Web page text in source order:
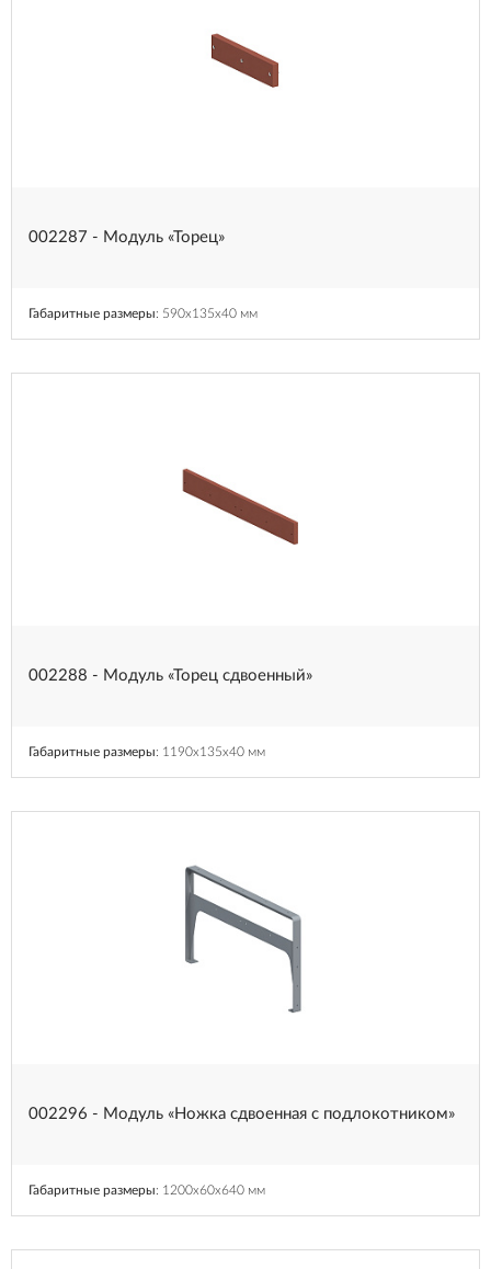
002287 - Модуль «Торец»
Габаритные размеры: 590x135x40 мм
002288 - Модуль «Торец сдвоенный»
Габаритные размеры: 1190x135x40 мм
002296 - Модуль «Ножка сдвоенная с подлокотником»
Габаритные размеры: 1200x60x640 мм